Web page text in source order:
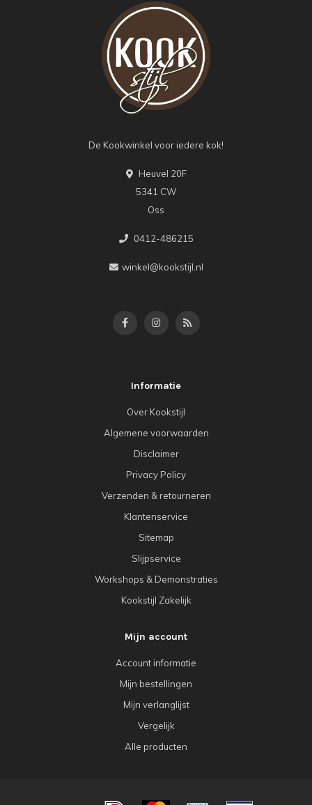
De Kookwinkel voor iedere kok!
Heuvel 20F
5341 CW
Oss
0412-486215
winkel@kookstijl.nl
Informatie
Over Kookstijl
Algemene voorwaarden
Disclaimer
Privacy Policy
Verzenden & retourneren
Klantenservice
Sitemap
Slijpservice
Workshops & Demonstraties
Kookstijl Zakelijk
Mijn account
Account informatie
Mijn bestellingen
Mijn verlanglijst
Vergelijk
Alle producten